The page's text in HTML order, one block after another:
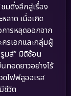
มดิ่งลึกสู่เรื่อง
ลาด เมื่อเกิด
ารหลุดออกจาก
ครเอกและกลุ่มผู้
มส์” มิติซ้อน
ทอดยาวอย่างไร้
ไฟฟลูออเรส
ชีวิต